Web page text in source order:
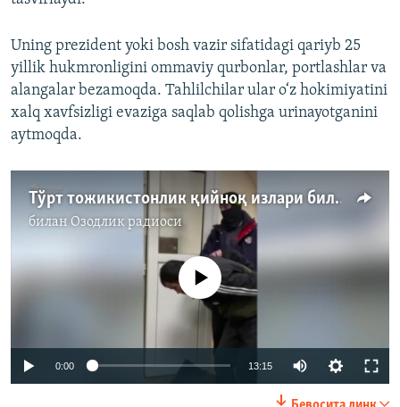
Uning prezident yoki bosh vazir sifatidagi qariyb 25
yillik hukmronligini ommaviy qurbonlar, portlashlar va
alangalar bezamoqda. Tahlilchilar ular o‘z hokimiyatini
xalq xavfsizligi evaziga saqlab qolishga urinayotganini
aytmoqda.
Тўрт тожикистонлик қийноқ излари билан судга келтирилди
билан Озодлик радиоси
Айни дамда медиа-манба мавжуд эмас
0:00 13:15